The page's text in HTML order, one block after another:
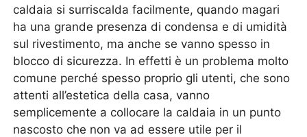
caldaia si surriscalda facilmente, quando magari
ha una grande presenza di condensa e di umidità
sul rivestimento, ma anche se vanno spesso in
blocco di sicurezza. In effetti è un problema molto
comune perché spesso proprio gli utenti, che sono
attenti all’estetica della casa, vanno
semplicemente a collocare la caldaia in un punto
nascosto che non va ad essere utile per il